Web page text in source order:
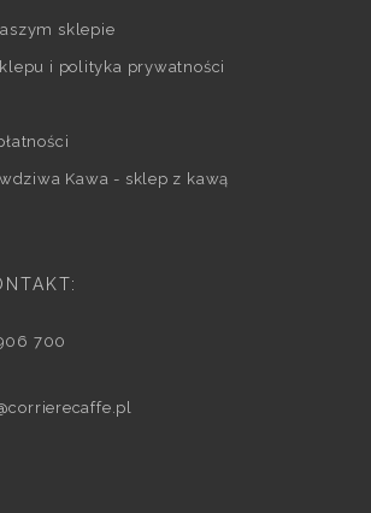
sklepie
i polityka prywatności
Kawa - sklep z kawą
700